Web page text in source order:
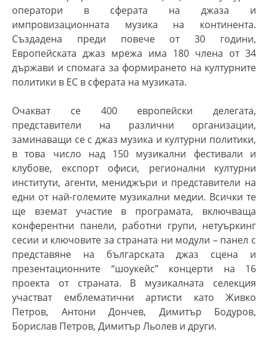
оператори в сферата на джаза и
импровизационната музика на континента.
Създадена преди повече от 30 години,
Европейската джаз мрежа има 180 члена от 34
държави и спомага за формирането на културните
политики в ЕС в сферата на музиката.
Очакват се 400 европейски делегата,
представители на различни организации,
заминаващи се с джаз музика и културни политики,
в това число над 150 музикални фестивали и
клубове, експорт офиси, регионални културни
институти, агенти, мениджъри и представители на
едни от най-големите музикални медии. Всички те
ще вземат участие в програмата, включваща
конферентни панели, работни групи, нетуъркинг
сесии и ключовите за страната ни модули – панел с
представяне на българската джаз сцена и
презентационните “шоукейс” концерти на 16
проекта от страната. В музикалната селекция
участват емблематични артисти като Живко
Петров, Антони Дончев, Димитър Бодуров,
Борислав Петров, Димитър Льолев и други.